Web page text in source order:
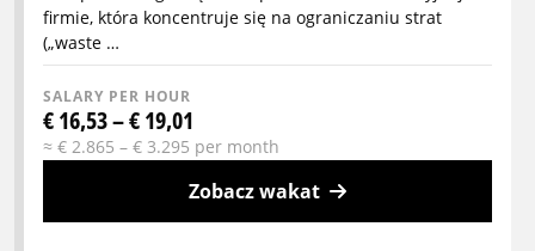
firmie, która koncentruje się na ograniczaniu strat
(„waste …
SALARY PER HOUR
€ 16,53 – € 19,01
≈ € 2.865 – € 3.295 per month
Zobacz wakat